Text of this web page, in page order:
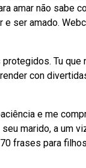
amar não sabe
ser amado.
Tu
con
e me
marido, a um
frases para